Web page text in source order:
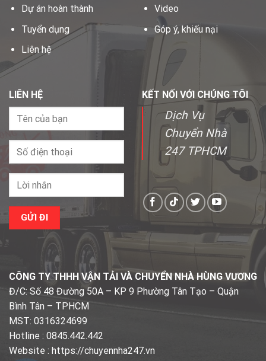
Dự án hoàn thành
Tuyển dụng
Liên hệ
Video
Góp ý, khiếu nại
LIÊN HỆ KẾT NỐI VỚI CHÚNG TÔI
Dịch Vụ
Chuyển Nhà
247 TPHCM
CÔNG TY THHH VẬN TẢI VÀ CHUYỂN NHÀ HÙNG VƯƠNG
Đ/C: Số 48 Đường 50A – KP 9 Phường Tân Tạo – Quận
Bình Tân – TPHCM
MST: 0316324699
Hotline : 0845.442.442
Website : https://chuyennha247.vn